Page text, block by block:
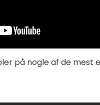
på nogle af de mest